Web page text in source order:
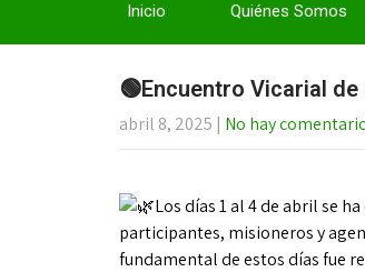
Inicio Quiénes Somos
🟢Encuentro Vicarial
abril 8, 2025 | No hay
Los días 1 al 4 de abril se
participantes, misioneros y
fundamental de estos días fue